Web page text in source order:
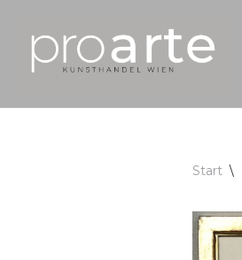
Zum
Inhalt
Start \